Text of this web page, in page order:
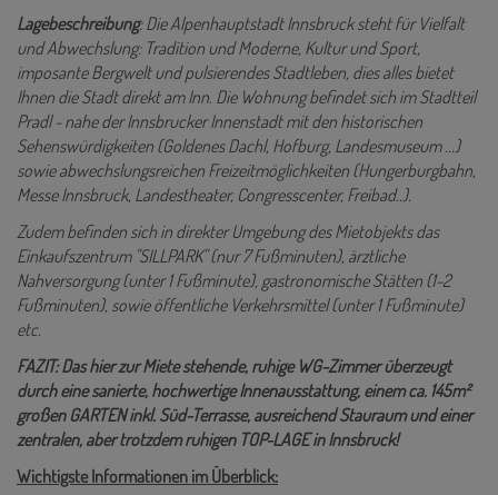
Lagebeschreibung: Die Alpenhauptstadt Innsbruck steht für Vielfalt
und Abwechslung: Tradition und Moderne, Kultur und Sport,
imposante Bergwelt und pulsierendes Stadtleben, dies alles bietet
Ihnen die Stadt direkt am Inn. Die Wohnung befindet sich im Stadtteil
Pradl - nahe der Innsbrucker Innenstadt mit den historischen
Sehenswürdigkeiten (Goldenes Dachl, Hofburg, Landesmuseum ...)
sowie abwechslungsreichen Freizeitmöglichkeiten (Hungerburgbahn,
Messe Innsbruck, Landestheater, Congresscenter, Freibad..).
Zudem befinden sich in direkter Umgebung des Mietobjekts das
Einkaufszentrum "SILLPARK" (nur 7 Fußminuten), ärztliche
Nahversorgung (unter 1 Fußminute), gastronomische Stätten (1-2
Fußminuten), sowie öffentliche Verkehrsmittel (unter 1 Fußminute)
etc.
FAZIT: Das hier zur Miete stehende, ruhige WG-Zimmer überzeugt
durch eine sanierte, hochwertige Innenausstattung, einem ca. 145m²
großen GARTEN inkl. Süd-Terrasse, ausreichend Stauraum und einer
zentralen, aber trotzdem ruhigen TOP-LAGE in Innsbruck!
Wichtigste Informationen im Überblick: